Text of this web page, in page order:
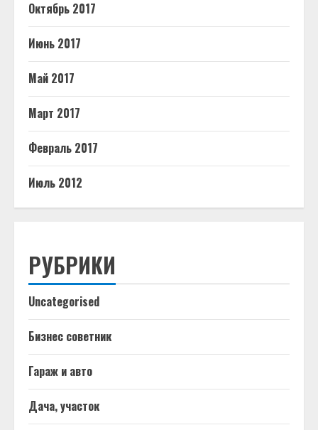
Октябрь 2017
Июнь 2017
Май 2017
Март 2017
Февраль 2017
Июль 2012
РУБРИКИ
Uncategorised
Бизнес советник
Гараж и авто
Дача, участок